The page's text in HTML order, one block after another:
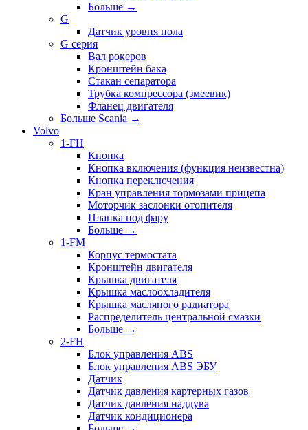
Больше →
G
Датчик уровня пола
G серия
Вал рокеров
Кронштейн бака
Стакан сепаратора
Трубка компрессора (змеевик)
Фланец двигателя
Больше Scania →
Volvo
1-FH
Кнопка
Кнопка включения (функция неизвестна)
Кнопка переключения
Кран управления тормозами прицепа
Моторчик заслонки отопителя
Планка под фару
Больше →
1-FM
Корпус термостата
Кронштейн двигателя
Крышка двигателя
Крышка маслоохладителя
Крышка масляного радиатора
Распределитель центральной смазки
Больше →
2-FH
Блок управления ABS
Блок управления ABS ЭБУ
Датчик
Датчик давления картерных газов
Датчик давления наддува
Датчик кондиционера